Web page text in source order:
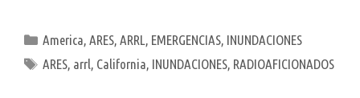
Categorías
America,ARES,ARRL, EMERGENCIAS, INUNDACIONES
Etiquetas
ARES, arrl, California, INUNDACIONES, RADIOAFICIONADOS